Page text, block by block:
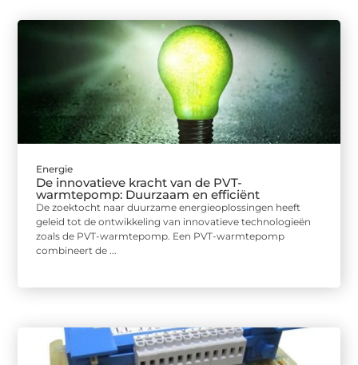
Energie
De innovatieve kracht van de PVT-
warmtepomp: Duurzaam en efficiënt
De zoektocht naar duurzame energieoplossingen heeft
geleid tot de ontwikkeling van innovatieve technologieën
zoals de PVT-warmtepomp. Een PVT-warmtepomp
combineert de ...